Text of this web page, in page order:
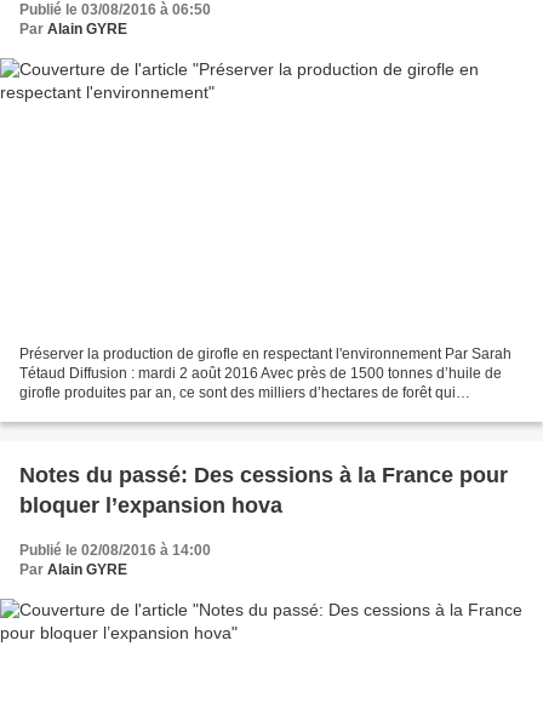
Publié le 03/08/2016 à 06:50
Par Alain GYRE
Préserver la production de girofle en respectant l'environnement Par Sarah
Tétaud Diffusion : mardi 2 août 2016 Avec près de 1500 tonnes d’huile de
girofle produites par an, ce sont des milliers d’hectares de forêt qui
Notes du passé: Des cessions à la France pour
bloquer l’expansion hova
Publié le 02/08/2016 à 14:00
Par Alain GYRE